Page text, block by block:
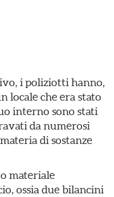
i poliziotti hanno,
locale che era stato
interno sono stati
da numerosi
di sostanze
materiale
ossia due bilancini